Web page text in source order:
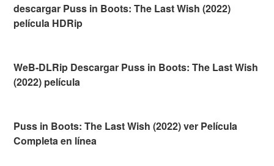
descargar Puss in Boots: The Last Wish (2022)
película HDRip
WeB-DLRip Descargar Puss in Boots: The Last Wish
(2022) película
Puss in Boots: The Last Wish (2022) ver Película
Completa en línea